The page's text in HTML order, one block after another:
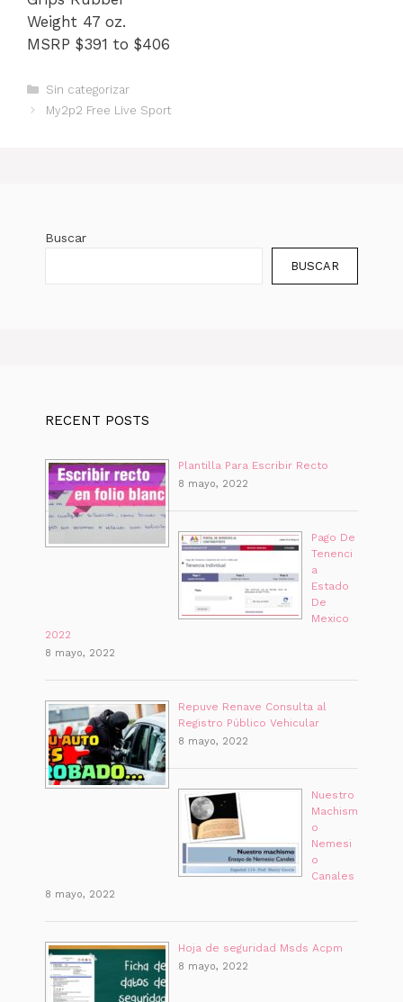
Weight 47 oz.
MSRP $391 to $406
Categorías
Sin categorizar
My2p2 Free Live Sport
Buscar
BUSCAR
RECENT POSTS
Plantilla Para Escribir Recto
8 mayo, 2022
Pago De
Tenenci
a
Estado
De
Mexico
2022
8 mayo, 2022
Repuve Renave Consulta al
Registro Público Vehicular
8 mayo, 2022
Nuestro
Machism
o
Nemesi
o
Canales
8 mayo, 2022
Hoja de seguridad Msds Acpm
8 mayo, 2022